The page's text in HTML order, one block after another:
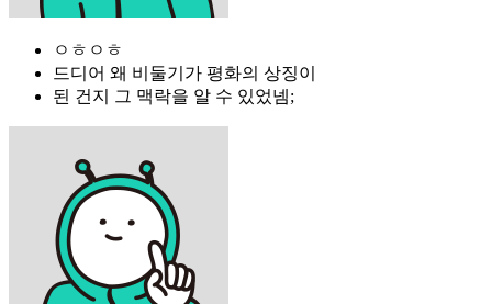
ㅇㅎㅇㅎ
드디어 왜 비둘기가 평화의 상징이
된 건지 그 맥락을 알 수 있었넴;